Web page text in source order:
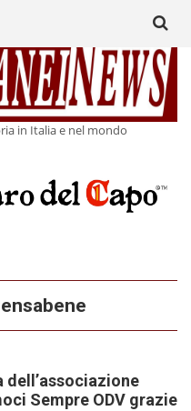
in Italia e nel mondo
for:
dell’associazione
Sempre ODV grazie